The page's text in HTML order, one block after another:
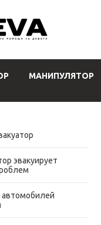
МАНИПУЛЯТОР
эвакуирует
автомобилей